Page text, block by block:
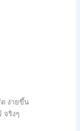
ด ง่ายขึ้น
จริงๆ